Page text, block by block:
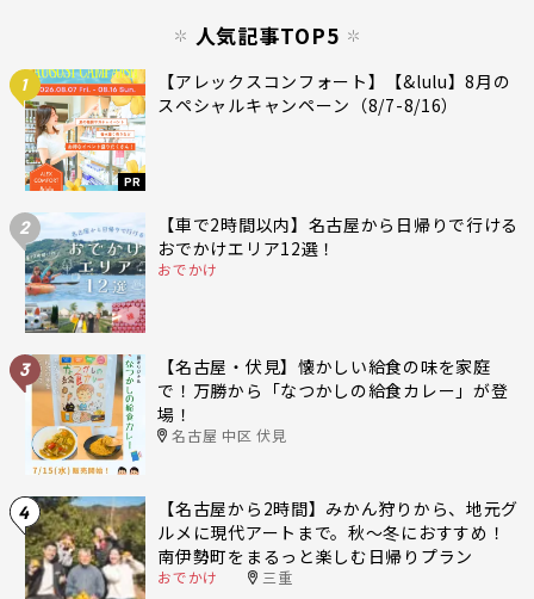
人気記事TOP5
1
PR
【アレックスコンフォート】【&lulu】8月の
スペシャルキャンペーン（8/7-8/16）
2
【車で2時間以内】名古屋から日帰りで行ける
おでかけエリア12選！
おでかけ
3
【名古屋・伏見】懐かしい給食の味を家庭
で！万勝から「なつかしの給食カレー」が登
場！
名古屋 中区 伏見
4
【名古屋から2時間】みかん狩りから、地元グ
ルメに現代アートまで。秋〜冬におすすめ！
南伊勢町をまるっと楽しむ日帰りプラン
おでかけ 三重